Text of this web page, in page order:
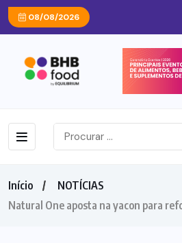
08/08/2026
Início
NOTÍCIAS
Natural One aposta na yacon para